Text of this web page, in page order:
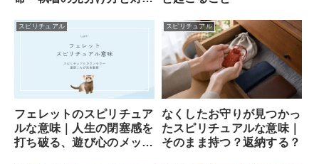
スピリチュアル
フェレットのスピリチュア
ルな意味｜人生の閉塞感を
打ち破る、遊び心のメッセ
スピリチュアル
なくしたお守りが見つかっ
たスピリチュアルな意味｜
そのまま持つ？返納する？